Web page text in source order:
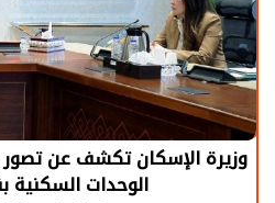
وزيرة الإسكان تكشف عن
الوحدات السكنية